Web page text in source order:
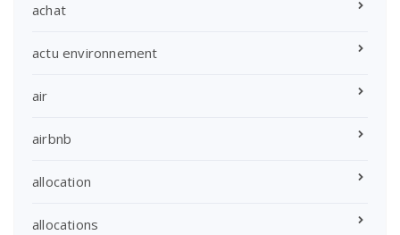
achat
actu environnement
air
airbnb
allocation
allocations